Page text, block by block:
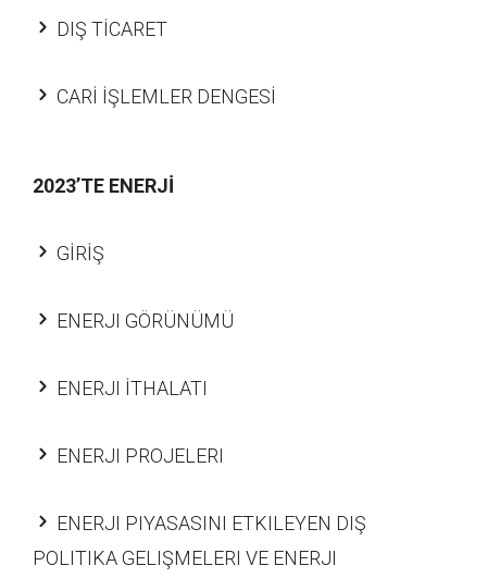
DIŞ TİCARET
CARİ İŞLEMLER DENGESİ
2023’TE ENERJİ
GİRİŞ
ENERJI GÖRÜNÜMÜ
ENERJI İTHALATI
ENERJI PROJELERI
ENERJI PIYASASINI ETKILEYEN DIŞ
POLITIKA GELIŞMELERI VE ENERJI